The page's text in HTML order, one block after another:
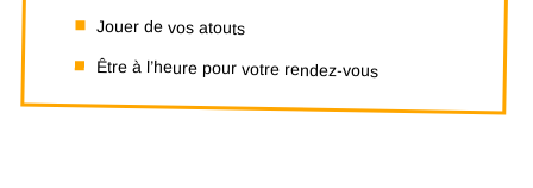
Jouer de vos atouts
Être à l’heure pour votre rendez-vous